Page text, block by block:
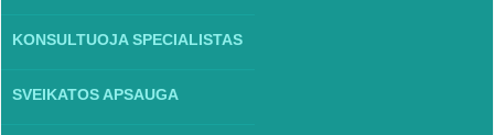
KONSULTUOJA SPECIALISTAS
SVEIKATOS APSAUGA